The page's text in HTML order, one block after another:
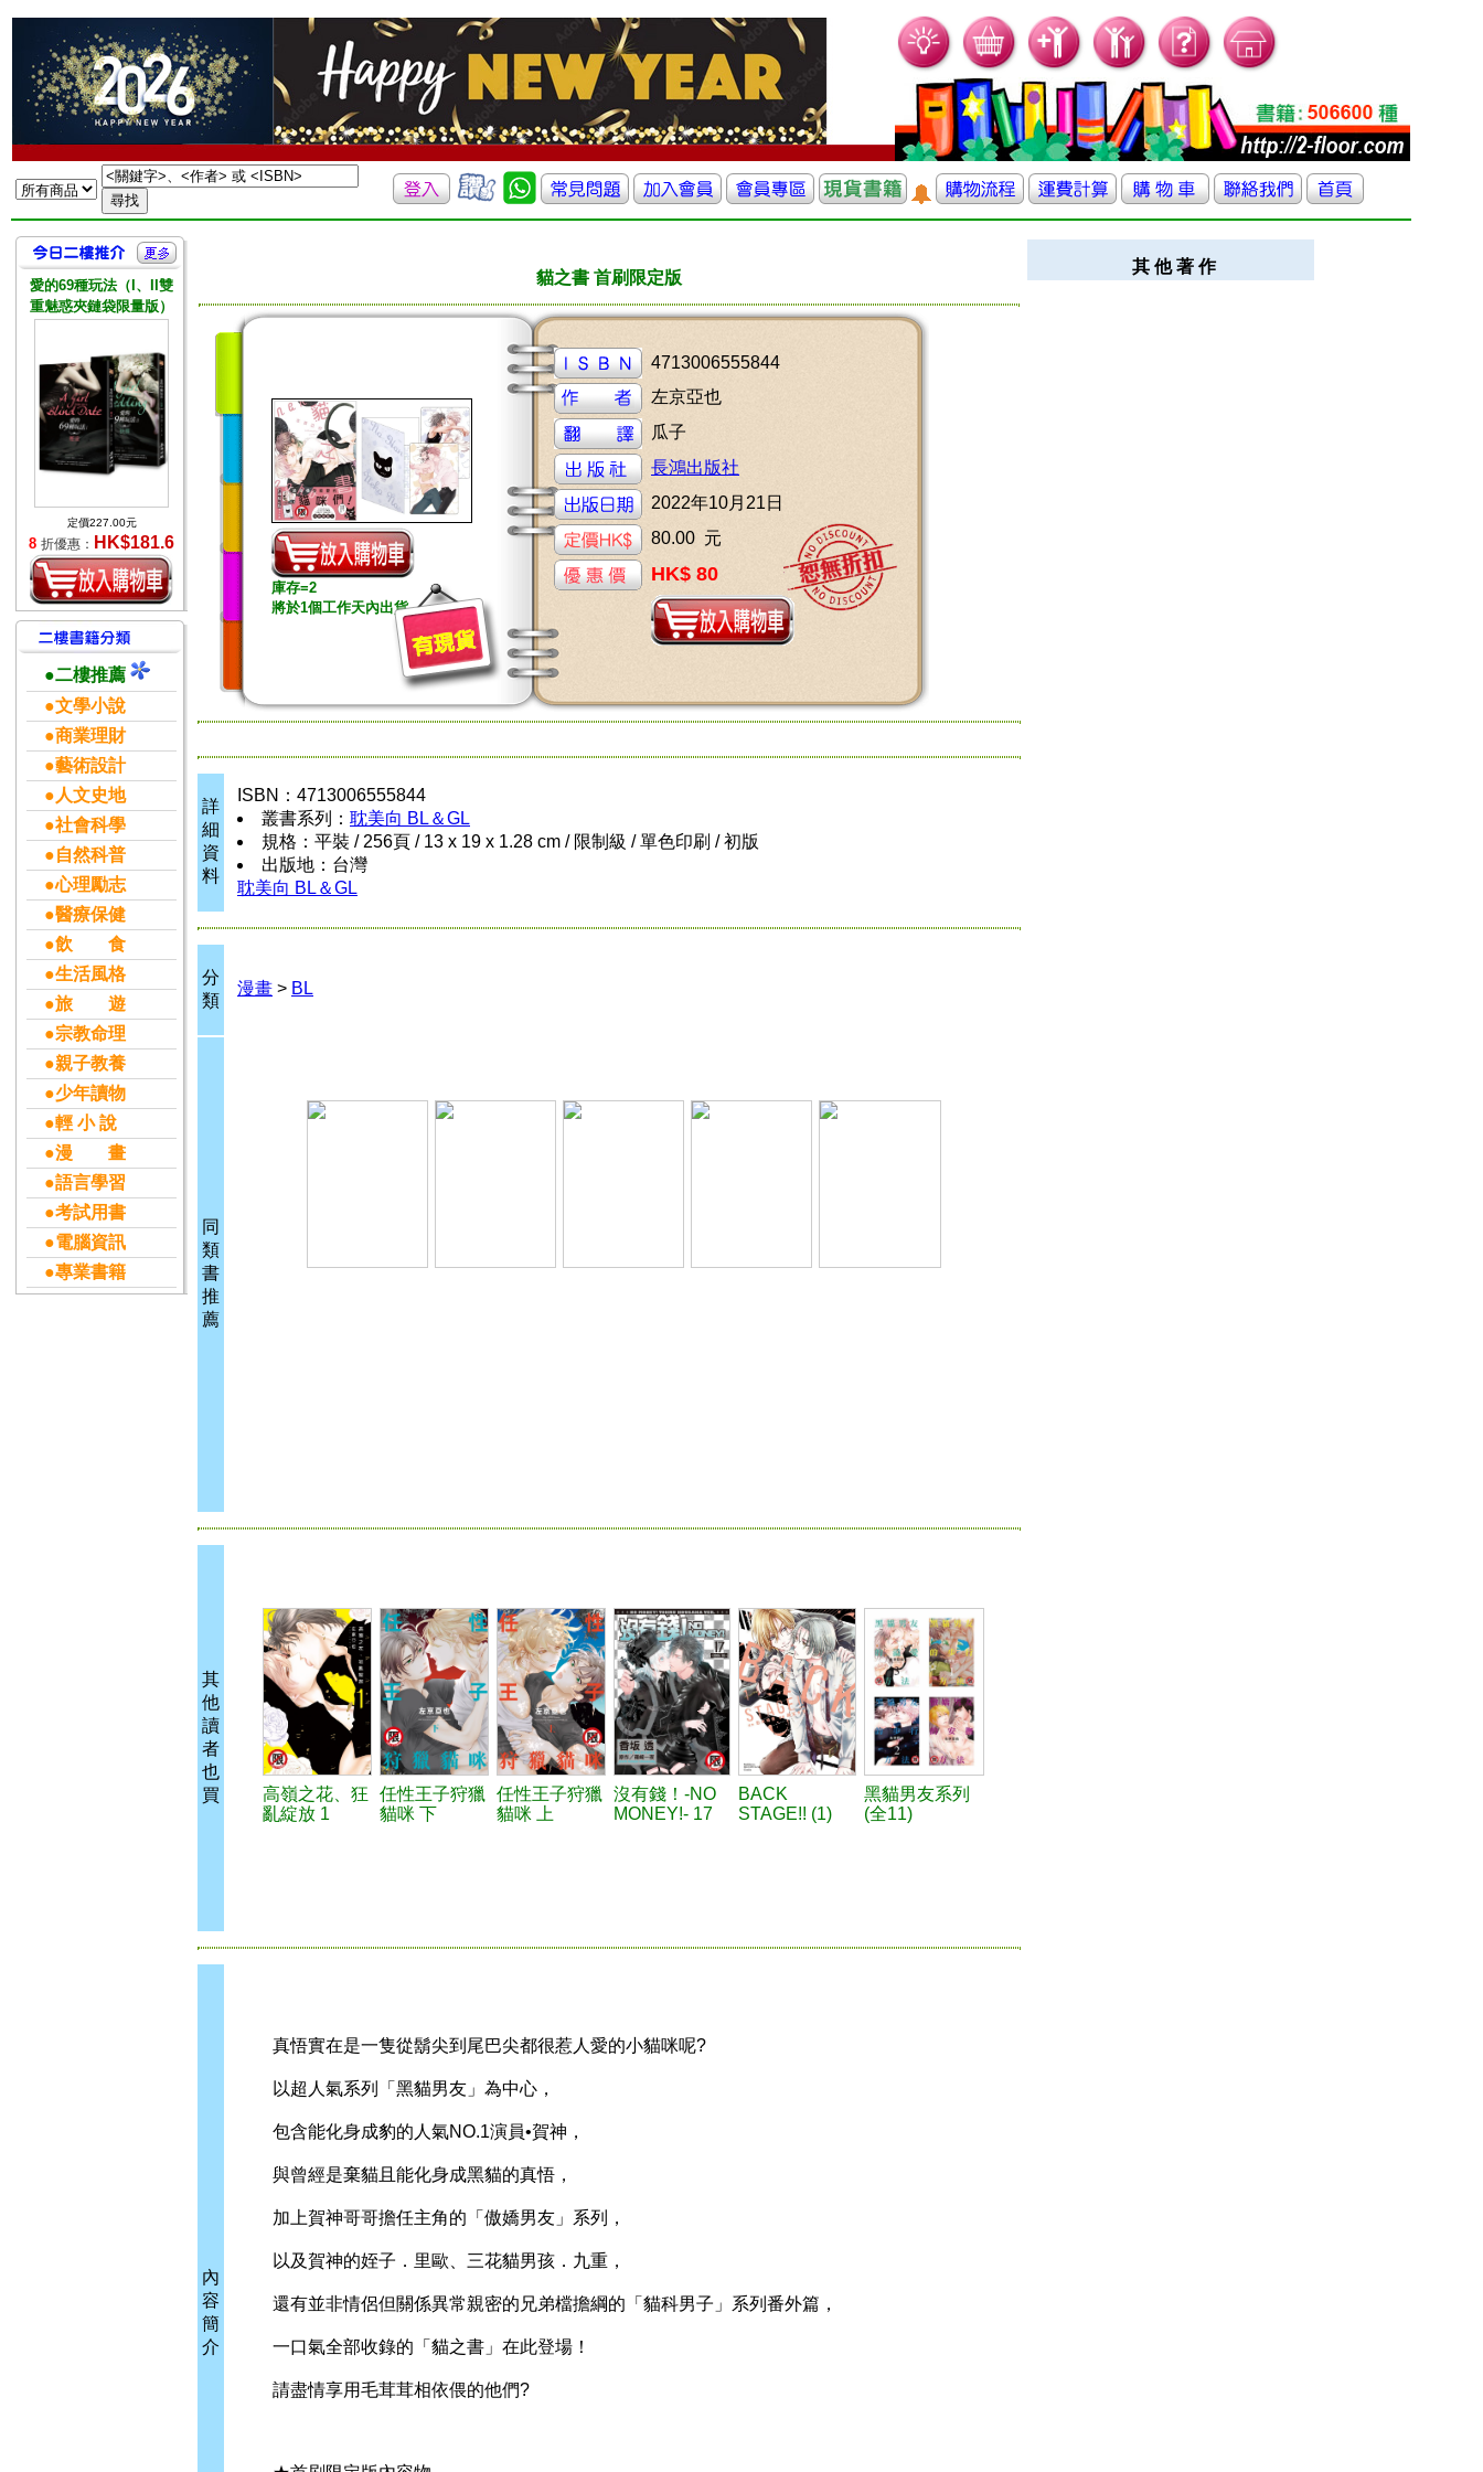
愛的69種玩法（I、II雙
重魅惑夾鏈袋限量版）
定價227.00元
8 折優惠： HK$181.6
●二樓推薦
●文學小說
●商業理財
●藝術設計
●人文史地
●社會科學
●自然科普
●心理勵志
●醫療保健
●飲 食
●生活風格
●旅 遊
●宗教命理
●親子教養
●少年讀物
●輕 小 說
●漫 畫
●語言學習
●考試用書
●電腦資訊
●專業書籍
貓之書 首刷限定版
庫存=2
將於1個工作天內出貨
4713006555844
左京亞也
瓜子
長鴻出版社
2022年10月21日
80.00 元
HK$ 80
詳
細
資
料
ISBN：4713006555844
叢書系列： 耽美向 BL＆GL
規格：平裝 / 256頁 / 13 x 19 x 1.28 cm / 限制級 / 單色印刷 / 初版
出版地：台灣
耽美向 BL＆GL
分
類
漫畫 > BL
同
類
書
推
薦
其
他
讀
者
也
買
高嶺之花、狂
亂綻放 1
任性王子狩獵
貓咪 下
任性王子狩獵
貓咪 上
沒有錢！-NO
MONEY!- 17
BACK
STAGE!! (1)
黑貓男友系列
(全11)
內
容
簡
介
真悟實在是一隻從鬍尖到尾巴尖都很惹人愛的小貓咪呢?
以超人氣系列「黑貓男友」為中心，
包含能化身成豹的人氣NO.1演員•賀神，
與曾經是棄貓且能化身成黑貓的真悟，
加上賀神哥哥擔任主角的「傲嬌男友」系列，
以及賀神的姪子．里歐、三花貓男孩．九重，
還有並非情侶但關係異常親密的兄弟檔擔綱的「貓科男子」系列番外篇，
一口氣全部收錄的「貓之書」在此登場！
請盡情享用毛茸茸相依偎的他們?
其 他 著 作